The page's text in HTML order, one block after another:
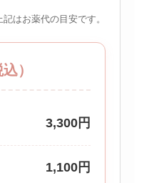
はお薬代の目安です。
）
3,300円
1,100円